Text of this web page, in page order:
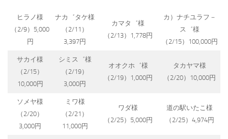
ヒラノ様
（2/9）5,000
円
ナカ゛タケ様
（2/11）
3,397円
カマタ゛様
（2/13）1,778円
カ）ナチユラフ－
ス゛様
（2/15）100,000円
サカイ様
（2/15）
10,000円
シミス゛様
（2/19）
3,000円
オオクホ゛様
（2/19）1,000円
タカヤマ様
（2/20）10,000円
ソメヤ様
（2/20）
3,000円
ミワ様
（2/21）
11,000円
ワダ様
（2/25）5,000円
道の駅いたこ様
（2/25）4,974円